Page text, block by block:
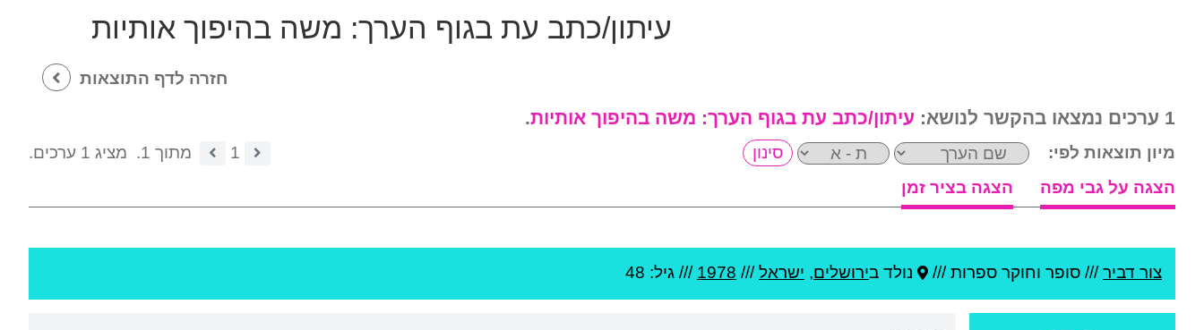
עיתון/כתב עת בגוף הערך: משה בהיפוך אותיות
חזרה לדף התוצאות
1 ערכים נמצאו בהקשר לנושא: עיתון/כתב עת בגוף הערך: משה בהיפוך אותיות.
מיון תוצאות לפי: 1 מתוך 1.
מציג 1 ערכים.
הצגה על גבי מפה
הצגה בציר זמן
צור דביר/// סופר וחוקר ספרות /// נולד בירושלים, ישראל///
1978 /// גיל: 48